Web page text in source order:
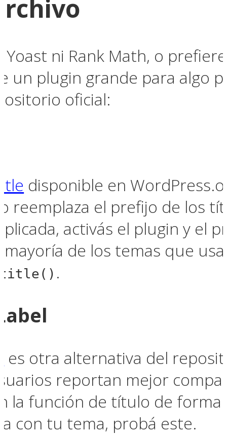
ni Rank Math, o
un plugin grande para algo
oficial:
disponible en
reemplaza el prefijo de los
activás el plugin y el
de los temas que
.
es otra alternativa del
reportan mejor
la función de título de forma
con tu tema, probá este.